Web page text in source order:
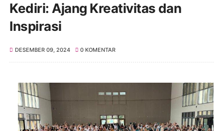
Kediri: Ajang Kreativitas dan
Inspirasi
DESEMBER 09, 2024 0 KOMENTAR